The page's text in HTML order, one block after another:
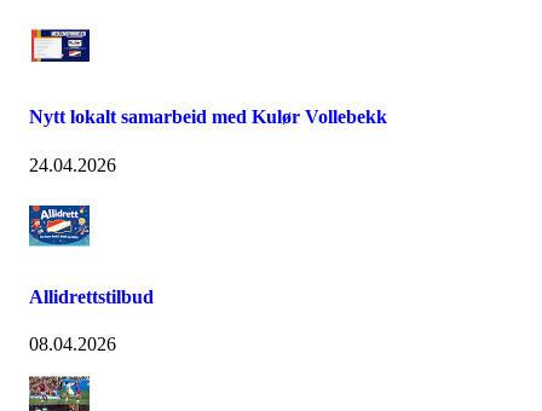
Nytt lokalt samarbeid med Kulør Vollebekk
24.04.2026
Allidrettstilbud
08.04.2026